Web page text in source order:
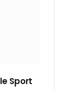
Sport